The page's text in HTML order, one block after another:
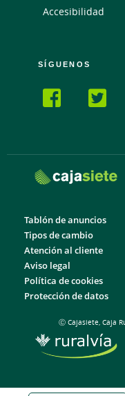
Accesibilidad
SÍGUENOS
Tablón de anuncios
Tipos de cambio
Atención al cliente
Aviso legal
Política de cookies
Protección de datos
Ⓒ Cajasiete, Caja